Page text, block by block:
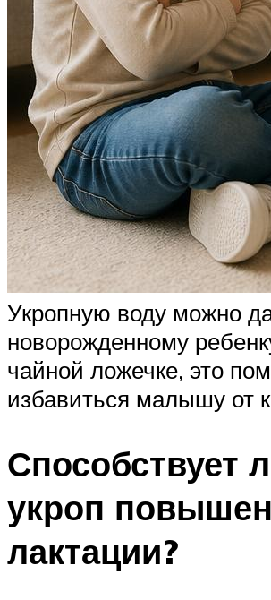
Укропную воду можно
новорожденному
чайной ложечке, это
избавиться малышу от
Способствует
укроп
лактации?